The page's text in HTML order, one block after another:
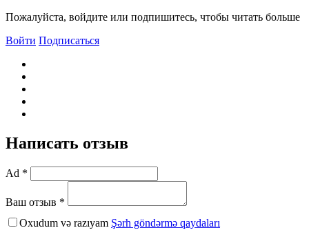
Пожалуйста, войдите или подпишитесь, чтобы читать больше
Войти Подписаться
Написать отзыв
Ad *
Ваш отзыв *
Oxudum və razıyam Şərh göndərmə qaydaları